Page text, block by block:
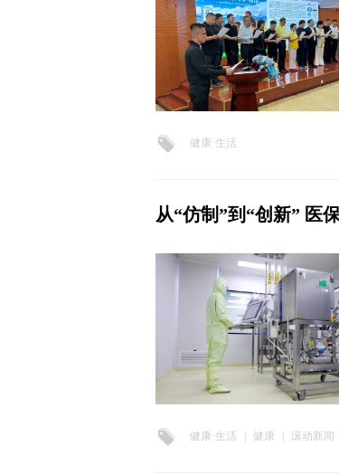
健康·生活
从“仿制”到“创新” 医
健康·生活 | 健康 | 滚动新闻